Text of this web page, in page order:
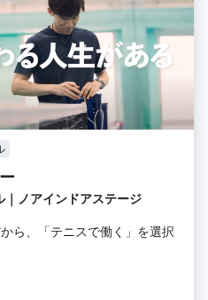
｜ノアインドアステージ
ら、「テニスで働く」を選択